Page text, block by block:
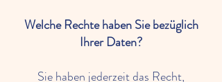
Welche Rechte haben Sie bezüglich
Ihrer Daten?
Sie haben jederzeit das Recht,